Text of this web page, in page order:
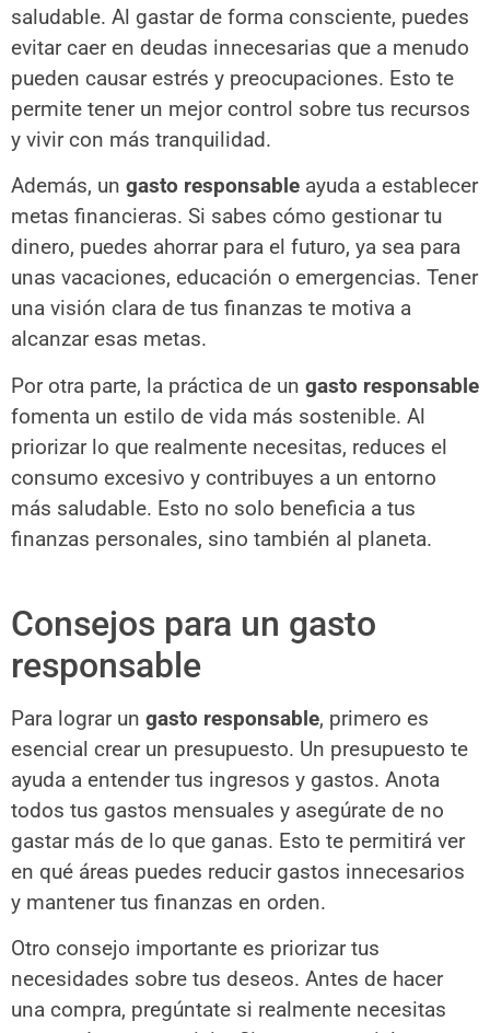
saludable. Al gastar de forma consciente, puedes
evitar caer en deudas innecesarias que a menudo
pueden causar estrés y preocupaciones. Esto te
permite tener un mejor control sobre tus recursos
y vivir con más tranquilidad.
Además, un gasto responsable ayuda a establecer
metas financieras. Si sabes cómo gestionar tu
dinero, puedes ahorrar para el futuro, ya sea para
unas vacaciones, educación o emergencias. Tener
una visión clara de tus finanzas te motiva a
alcanzar esas metas.
Por otra parte, la práctica de un gasto responsable
fomenta un estilo de vida más sostenible. Al
priorizar lo que realmente necesitas, reduces el
consumo excesivo y contribuyes a un entorno
más saludable. Esto no solo beneficia a tus
finanzas personales, sino también al planeta.
Consejos para un gasto
responsable
Para lograr un gasto responsable, primero es
esencial crear un presupuesto. Un presupuesto te
ayuda a entender tus ingresos y gastos. Anota
todos tus gastos mensuales y asegúrate de no
gastar más de lo que ganas. Esto te permitirá ver
en qué áreas puedes reducir gastos innecesarios
y mantener tus finanzas en orden.
Otro consejo importante es priorizar tus
necesidades sobre tus deseos. Antes de hacer
una compra, pregúntate si realmente necesitas